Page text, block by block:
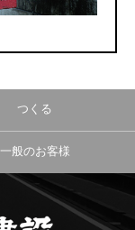
つくる
一般のお客様